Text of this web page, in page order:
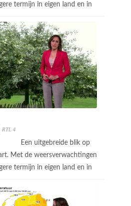
termijn in eigen land en in
RTL 4
Een uitgebreide blik op
Met de weersverwachtingen
termijn in eigen land en in